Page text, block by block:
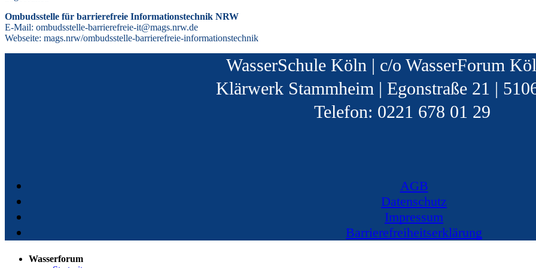
Ombudsstelle für barrierefreie Informationstechnik NRW
E-Mail: ombudsstelle-barrierefreie-it@mags.nrw.de
Webseite: mags.nrw/ombudsstelle-barrierefreie-informationstechnik
WasserSchule Köln | c/o WasserForum
Klärwerk Stammheim | Egonstraße 21 |
Telefon: 0221 678 01 29
AGB
Datenschutz
Impressum
Barrierefreiheitserklärung
Wasserforum